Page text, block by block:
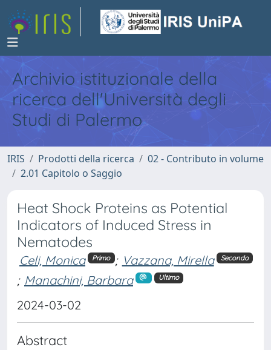
Archivio istituzionale della
ricerca dell'Università degli
Studi di Palermo
IRIS Prodotti della ricerca
02 - Contributo in volume
2.01 Capitolo o Saggio
Heat Shock Proteins as Potential
Indicators of Induced Stress in
Nematodes
Celi, Monica Primo ; Vazzana, Mirella Secondo
; Manachini, Barbara Ultimo
2024-03-02
Abstract